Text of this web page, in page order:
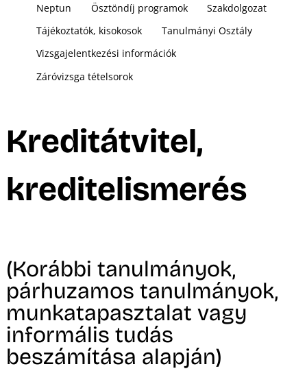
Neptun
Ösztöndíj programok
Szakdolgozat
Tájékoztatók, kisokosok
Tanulmányi Osztály
Vizsgajelentkezési információk
Záróvizsga tételsorok
Kreditátvitel,
kreditelismerés
(Korábbi tanulmányok,
párhuzamos tanulmányok,
munkatapasztalat vagy
informális tudás
beszámítása alapján)